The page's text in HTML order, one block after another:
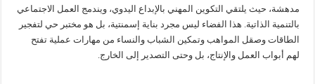
مدهشة، حيث يلتقي التكوين المهني بالإبداع اليدوي، ويندمج العمل الاجتماعي
بالتنمية الذاتية. هذا الفضاء ليس مجرد بناية إسمنتية، بل هو مختبر حي لتفجير
الطاقات وصقل المواهب وتمكين الشباب والنساء من مهارات عملية تفتح
لهم أبواب العمل والإنتاج، بل وحتى التصدير إلى الخارج.